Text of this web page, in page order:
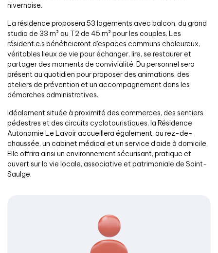
nivernaise.
La résidence proposera 53 logements avec balcon, du grand
studio de 33 m² au T2 de 45 m² pour les couples. Les
résident.e.s bénéficieront d’espaces communs chaleureux,
véritables lieux de vie pour échanger, lire, se restaurer et
partager des moments de convivialité. Du personnel sera
présent au quotidien pour proposer des animations, des
ateliers de prévention et un accompagnement dans les
démarches administratives.
Idéalement située à proximité des commerces, des sentiers
pédestres et des circuits cyclotouristiques, la Résidence
Autonomie Le Lavoir accueillera également, au rez-de-
chaussée, un cabinet médical et un service d’aide à domicile.
Elle offrira ainsi un environnement sécurisant, pratique et
ouvert sur la vie locale, associative et patrimoniale de Saint-
Saulge.